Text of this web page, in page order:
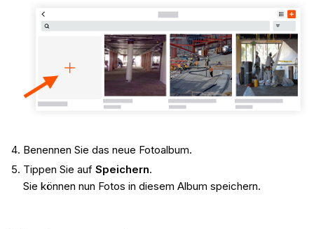
Benennen Sie das neue Fotoalbum.
Tippen Sie auf Speichern.
Sie können nun Fotos in diesem Album speichern.